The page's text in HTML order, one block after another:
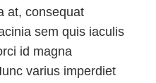
at, consequat
sem quis iaculis
id magna
varius imperdiet